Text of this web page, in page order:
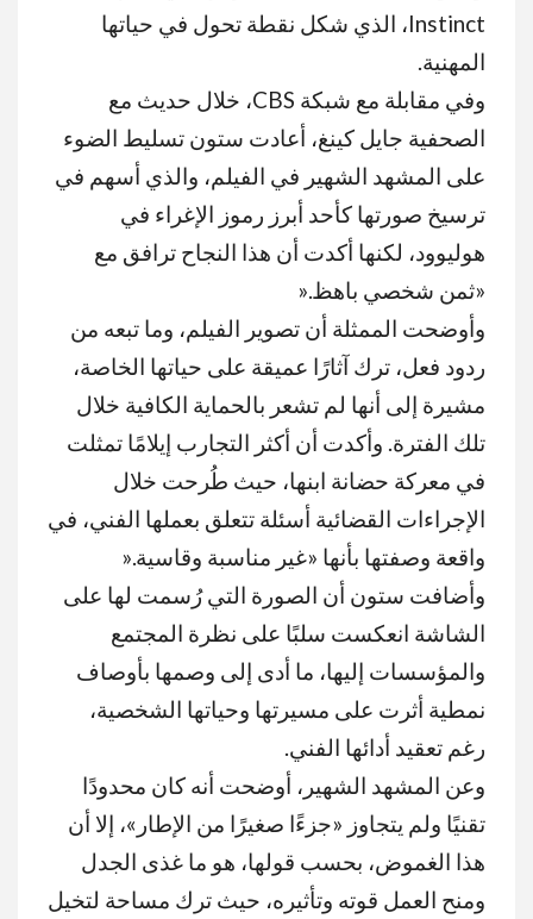
Instinct، الذي شكل نقطة تحول في حياتها
المهنية
وفي مقابلة مع شبكة CBS، خلال حديث مع
الصحفية جايل كينغ، أعادت ستون تسليط الضوء
على المشهد الشهير في الفيلم، والذي أسهم في
ترسيخ صورتها كأحد أبرز رموز الإغراء في
هوليوود، لكنها أكدت أن هذا النجاح ترافق مع
«ثمن شخصي باهظ ».
وأوضحت الممثلة أن تصوير الفيلم، وما تبعه من
ردود فعل، ترك آثارًا عميقة على حياتها الخاصة،
مشيرة إلى أنها لم تشعر بالحماية الكافية خلال
تلك الفترة. وأكدت أن أكثر التجارب إيلامًا تمثلت
في معركة حضانة ابنها، حيث طُرحت خلال
الإجراءات القضائية أسئلة تتعلق بعملها الفني، في
واقعة وصفتها بأنها «غير مناسبة وقاسية ».
وأضافت ستون أن الصورة التي رُسمت لها على
الشاشة انعكست سلبًا على نظرة المجتمع
والمؤسسات إليها، ما أدى إلى وصمها بأوصاف
نمطية أثرت على مسيرتها وحياتها الشخصية،
رغم تعقيد أدائها الفني
وعن المشهد الشهير، أوضحت أنه كان محدودًا
تقنيًا ولم يتجاوز «جزءًا صغيرًا من الإطار»، إلا أن
هذا الغموض، بحسب قولها، هو ما غذى الجدل
ومنح العمل قوته وتأثيره، حيث ترك مساحة لتخيل